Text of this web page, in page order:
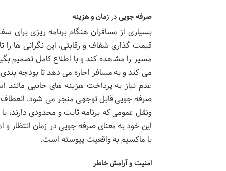
صرفه جویی در زمان و هزینه
بسیاری از مسافران هنگام برنامه ریزی برای
قیمت گذاری شفاف و رقابتی، این نگرانی ها
مسیر را مشاهده کند و با اطلاع کامل تصمیم
می کند و به مسافر اجازه می دهد تا بودجه
عدم نیاز به پرداخت هزینه های جانبی
صرفه جویی قابل توجهی منجر می شود.
ونقل عمومی که برنامه ثابت و محدودی دارند،
این خود به معنای صرفه جویی در زمان انتظار
با ماکسیم به واقعیت پیوسته است.
امنیت و آرامش خاطر